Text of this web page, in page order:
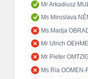
Mr Arkadiusz
Ms Miroslava
Ms Marija
Mr Ulrich OEHME
Mr Pieter
Ms Ria OOMEN-